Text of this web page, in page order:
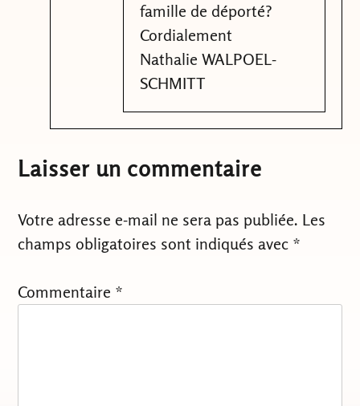
famille de déporté?
Cordialement
Nathalie WALPOEL-
SCHMITT
Laisser un commentaire
Votre adresse e-mail ne sera pas publiée. Les
champs obligatoires sont indiqués avec *
Commentaire *